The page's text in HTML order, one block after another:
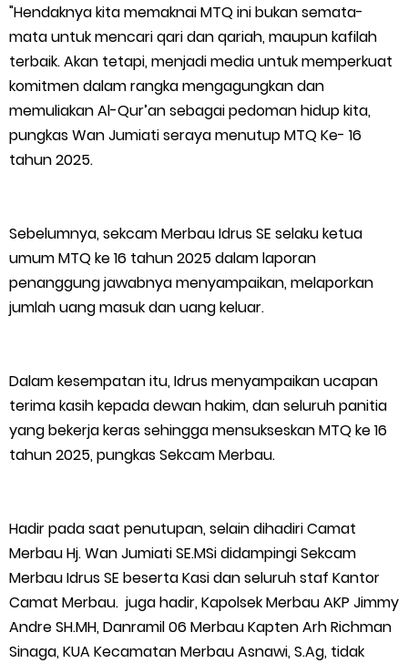
"Hendaknya kita memaknai MTQ ini bukan semata-
mata untuk mencari qari dan qariah, maupun kafilah
terbaik. Akan tetapi, menjadi media untuk memperkuat
komitmen dalam rangka mengagungkan dan
memuliakan Al-Qur’an sebagai pedoman hidup kita,
pungkas Wan Jumiati seraya menutup MTQ Ke- 16
tahun 2025.
Sebelumnya, sekcam Merbau Idrus SE selaku ketua
umum MTQ ke 16 tahun 2025 dalam laporan
penanggung jawabnya menyampaikan, melaporkan
jumlah uang masuk dan uang keluar.
Dalam kesempatan itu, Idrus menyampaikan ucapan
terima kasih kepada dewan hakim, dan seluruh panitia
yang bekerja keras sehingga mensukseskan MTQ ke 16
tahun 2025, pungkas Sekcam Merbau.
Hadir pada saat penutupan, selain dihadiri Camat
Merbau Hj. Wan Jumiati SE.MSi didampingi Sekcam
Merbau Idrus SE beserta Kasi dan seluruh staf Kantor
Camat Merbau. juga hadir, Kapolsek Merbau AKP Jimmy
Andre SH.MH, Danramil 06 Merbau Kapten Arh Richman
Sinaga, KUA Kecamatan Merbau Asnawi, S.Ag, tidak